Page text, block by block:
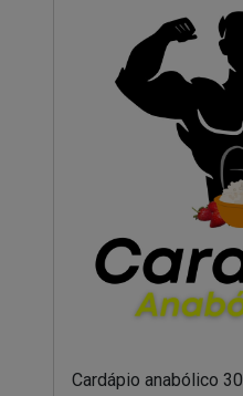
Cardápio anabólico 30